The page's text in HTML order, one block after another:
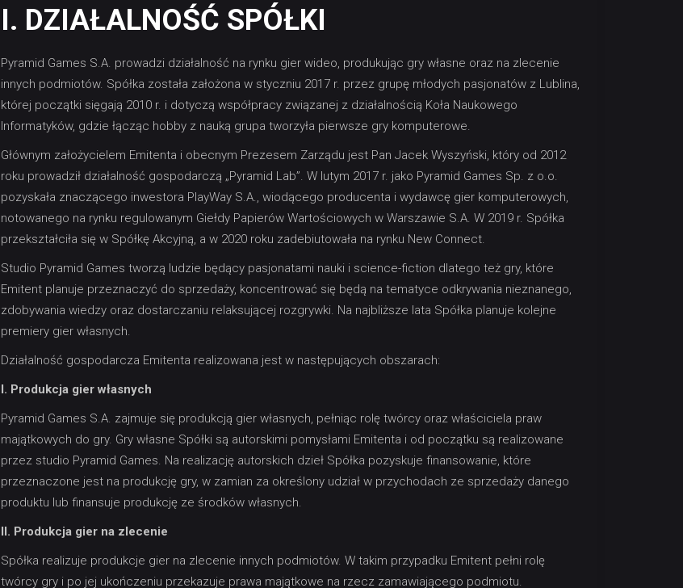
I. DZIAŁALNOŚĆ SPÓŁKI
Pyramid Games S.A. prowadzi działalność na rynku gier wideo, produkując gry własne oraz na zlecenie
innych podmiotów. Spółka została założona w styczniu 2017 r. przez grupę młodych pasjonatów z Lublina,
której początki sięgają 2010 r. i dotyczą współpracy związanej z działalnością Koła Naukowego
Informatyków, gdzie łącząc hobby z nauką grupa tworzyła pierwsze gry komputerowe.
Głównym założycielem Emitenta i obecnym Prezesem Zarządu jest Pan Jacek Wyszyński, który od 2012
roku prowadził działalność gospodarczą „Pyramid Lab”. W lutym 2017 r. jako Pyramid Games Sp. z o.o.
pozyskała znaczącego inwestora PlayWay S.A., wiodącego producenta i wydawcę gier komputerowych,
notowanego na rynku regulowanym Giełdy Papierów Wartościowych w Warszawie S.A. W 2019 r. Spółka
przekształciła się w Spółkę Akcyjną, a w 2020 roku zadebiutowała na rynku New Connect.
Studio Pyramid Games tworzą ludzie będący pasjonatami nauki i science-fiction dlatego też gry, które
Emitent planuje przeznaczyć do sprzedaży, koncentrować się będą na tematyce odkrywania nieznanego,
zdobywania wiedzy oraz dostarczaniu relaksującej rozgrywki. Na najbliższe lata Spółka planuje kolejne
premiery gier własnych.
Działalność gospodarcza Emitenta realizowana jest w następujących obszarach:
I. Produkcja gier własnych
Pyramid Games S.A. zajmuje się produkcją gier własnych, pełniąc rolę twórcy oraz właściciela praw
majątkowych do gry. Gry własne Spółki są autorskimi pomysłami Emitenta i od początku są realizowane
przez studio Pyramid Games. Na realizację autorskich dzieł Spółka pozyskuje finansowanie, które
przeznaczone jest na produkcję gry, w zamian za określony udział w przychodach ze sprzedaży danego
produktu lub finansuje produkcję ze środków własnych.
II. Produkcja gier na zlecenie
Spółka realizuje produkcje gier na zlecenie innych podmiotów. W takim przypadku Emitent pełni rolę
twórcy gry i po jej ukończeniu przekazuje prawa majątkowe na rzecz zamawiającego podmiotu.